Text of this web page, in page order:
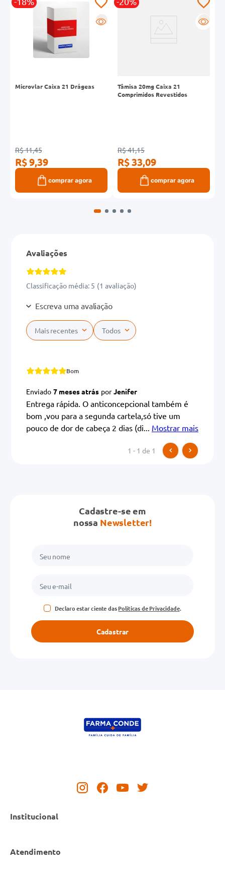
R
Microvlar Caixa 21 Drágeas
R$ 11,45
R$ 9,39
comprar agora
R
Tâmisa 20mg Caixa 21
Comprimidos Revestidos
R$ 41,15
R$ 33,09
comprar agora
Avaliações
Classificação média: 5 (1 avaliação)
Escreva uma avaliação
Título
Avalie o produto de 1 a 5 estrelas
★★★★★
ENVIAR AVALIAÇÃO
Mais recentes Todos
Bom
Enviado 7 meses atrás por Jenifer
Entrega rápida. O anticoncepcional também é
bom ,vou para a segunda cartela,só tive um
pouco de dor de cabeça 2 dias (di
Mostrar mais
1 - 1 de 1
Cadastre-se em
nossa Newsletter!
Declaro estar ciente dasPolíticas de Privacidade.
Cadastrar
Institucional
Atendimento